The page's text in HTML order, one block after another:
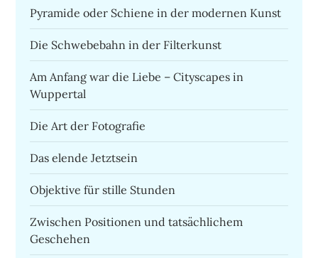
Pyramide oder Schiene in der modernen Kunst
Die Schwebebahn in der Filterkunst
Am Anfang war die Liebe – Cityscapes in
Wuppertal
Die Art der Fotografie
Das elende Jetztsein
Objektive für stille Stunden
Zwischen Positionen und tatsächlichem
Geschehen